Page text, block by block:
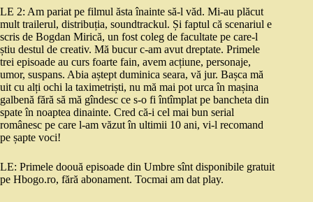
LE 2: Am pariat pe filmul ăsta înainte să-l văd. Mi-au plăcut
mult trailerul, distribuția, soundtrackul. Și faptul că scenariul e
scris de Bogdan Mirică, un fost coleg de facultate pe care-l
știu destul de creativ. Mă bucur c-am avut dreptate. Primele
trei episoade au curs foarte fain, avem acțiune, personaje,
umor, suspans. Abia aștept duminica seara, vă jur. Bașca mă
uit cu alți ochi la taximetriști, nu mă mai pot urca în mașina
galbenă fără să mă gîndesc ce s-o fi întîmplat pe bancheta din
spate în noaptea dinainte. Cred că-i cel mai bun serial
românesc pe care l-am văzut în ultimii 10 ani, vi-l recomand
pe șapte voci!
LE: Primele doouă episoade din Umbre sînt disponibile gratuit
pe Hbogo.ro, fără abonament. Tocmai am dat play.